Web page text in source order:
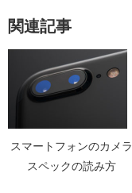
関連記事
スマートフォンのカメラ
スペックの読み方